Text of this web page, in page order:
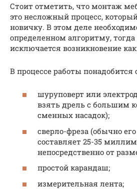
Стоит отметить, что монтаж
это несложный процесс,
новичку. В этом деле
определенном алгоритму,
исключается возникновение
В процессе работы
шуруповерт или
взять дрель с большим
сменных насадок);
сверло-фреза (обычно
составляет 25-35
непосредственно от
простой карандаш;
измерительная лента;